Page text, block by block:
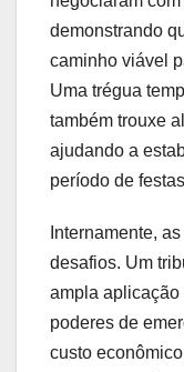
demonstrando
caminho viável
Uma trégua
também trouxe
ajudando a
período de
Internamente,
desafios. Um
ampla aplicação
poderes de
custo